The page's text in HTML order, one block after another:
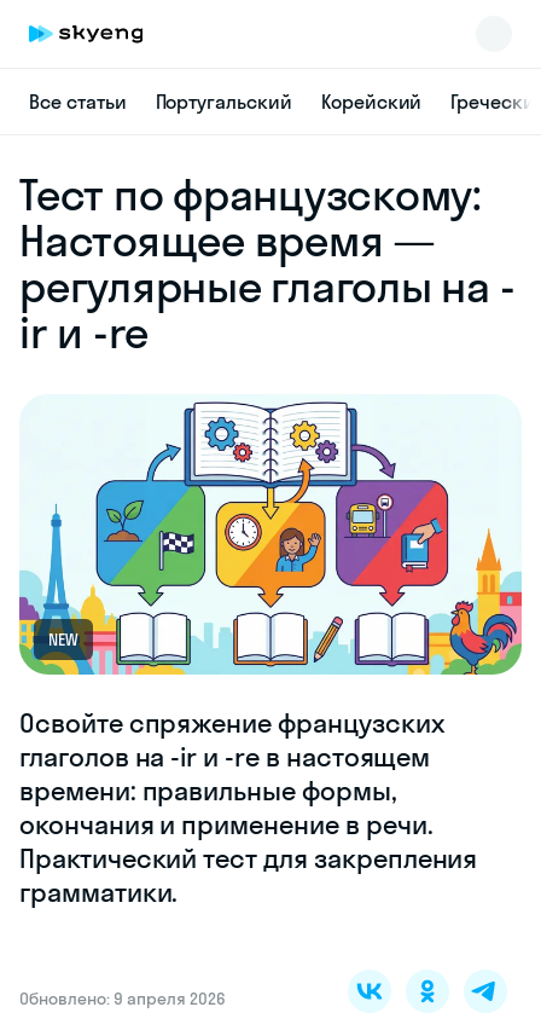
Все статьи Португальский Корейский
Тест по французскому:
Настоящее время —
регулярные глаголы на -
ir и -re
NEW
Освойте спряжение французских
глаголов на -ir и -re в настоящем
времени: правильные формы,
окончания и применение в речи.
Практический тест для закрепления
грамматики.
Обновлено: 9 апреля 2026
online